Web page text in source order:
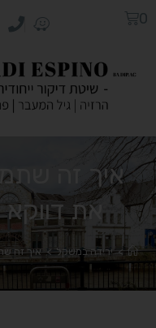
0
איך זה
את
> ירידה במשקל > איך זה